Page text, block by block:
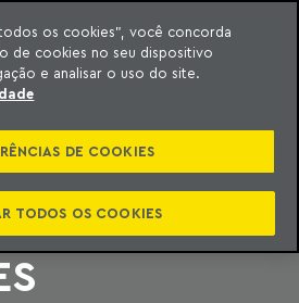
DO IR
os cookies”, você concorda
de cookies no seu dispositivo
e analisar o uso do site.
DE COOKIES
TODOS OS COOKIES